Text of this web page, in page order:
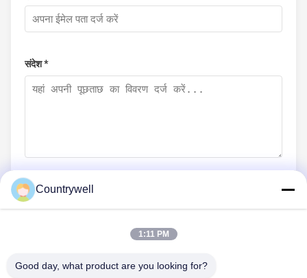
संदेश *
हमसे संपर्क करें
Countrywell
1:11 PM
Good day, what product are you looking for?